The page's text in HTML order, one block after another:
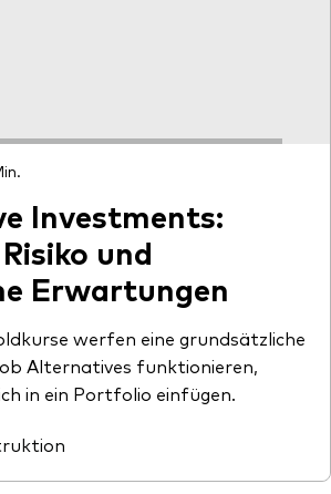
Investments:
und
Erwartungen
werfen eine grundsätzliche
Alternatives funktionieren,
in ein Portfolio einfügen.